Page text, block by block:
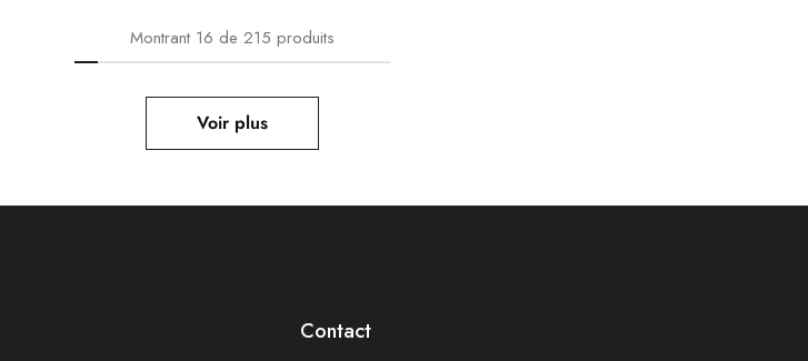
Montrant16 de 215 produits
Voir plus
Contact